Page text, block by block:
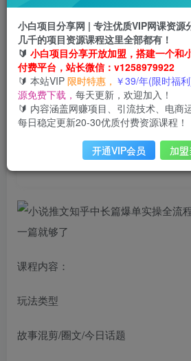
1年前更新
此内容为会员免费，请付费后查看
云币3 限时特
云币 99
年VIP免费
会员免费
课程内容：
玩法类型
故事混剪/圈文/今日话题
小白项目分享网 | 专注优质VIP网课资源
几千的项目资源课程这里全部都有！
🔰 小白项目分享开放加盟，搭建一个和
付费平台，站长微信：v1258979922
🔰 本站VIP 限时特惠， ￥39/年(限时福
源免费下载， 每天更新，欢迎加入！
🔰 内容涵盖网赚项目、引流技术、电商
每日稳定更新20-30优质付费资源课程！
开通VIP会员 加